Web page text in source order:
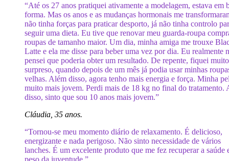
“Até os 27 anos pratiquei ativamente a modelagem, estava em
forma. Mas os anos e as mudanças hormonais me
não tinha forças para praticar desporto, já não tinha controlo
seguir uma dieta. Eu tive que renovar meu guarda-roupa
roupas de tamanho maior. Um dia, minha amiga me trouxe
Latte e ela me disse para beber uma vez por dia. Eu realmente
pensei que poderia obter um resultado. De repente, fiquei muito
surpreso, quando depois de um mês já podia usar minhas
velhas. Além disso, agora tenho mais energia e força. Minha
muito mais jovem. Perdi mais de 18 kg no final do tratamento.
disso, sinto que sou 10 anos mais jovem.”
Cláudia, 35 anos.
“Tornou-se meu momento diário de relaxamento. É delicioso,
energizante e nada perigoso. Não sinto necessidade de vários
lanches. É um excelente produto que me fez recuperar a saúde
peso da juventude.”